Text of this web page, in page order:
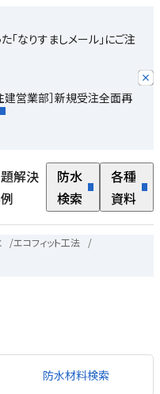
「なりすましメール」にご注
建営業部］新規受注全面再
解決
防水
検索
各種
資料
/エコフィット工法
/
防水材料検索